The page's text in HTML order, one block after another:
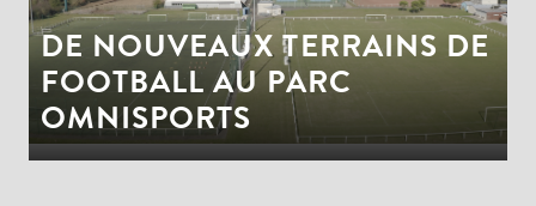
DE NOUVEAUX TERRAINS DE
FOOTBALL AU PARC
OMNISPORTS